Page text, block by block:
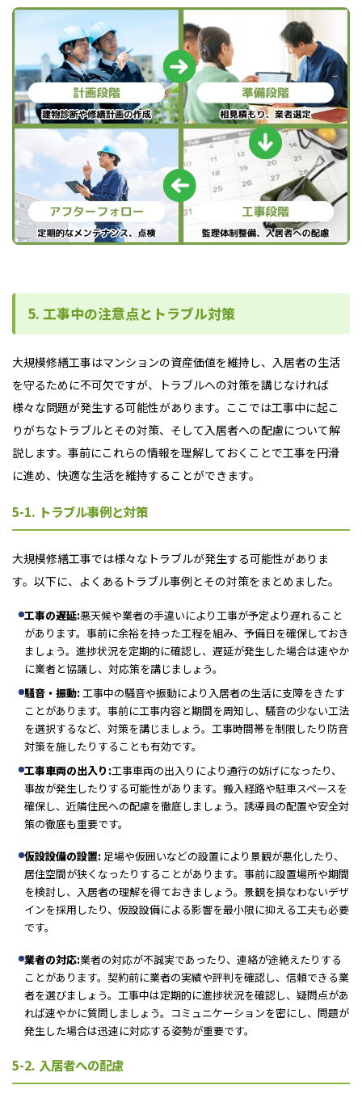
5. 工事中の注意点とトラブル対策
大規模修繕工事はマンションの資産価値を維持し、入居者の生活
を守るために不可欠ですが、トラブルへの対策を講じなければ
様々な問題が発生する可能性があります。ここでは工事中に起こ
りがちなトラブルとその対策、そして入居者への配慮について解
説します。事前にこれらの情報を理解しておくことで工事を円滑
に進め、快適な生活を維持することができます。
5-1. トラブル事例と対策
大規模修繕工事では様々なトラブルが発生する可能性がありま
す。以下に、よくあるトラブル事例とその対策をまとめました。
工事の遅延:悪天候や業者の手違いにより工事が予定より遅れること
があります。 事前に余裕を持った工程を組み、予備日を確保しておき
ましょう。進捗状況を定期的に確認し、遅延が発生した場合は速やか
に業者と協議し、対応策を講じましょう。
騒音・振動: 工事中の騒音や振動により入居者の生活に支障をきたす
ことがあります。 事前に工事内容と期間を周知し、騒音の少ない工法
を選択するなど、対策を講じましょう。工事時間帯を制限したり防音
対策を施したりすることも有効です。
工事車両の出入り:工事車両の出入りにより通行の妨げになったり、
事故が発生したりする可能性があります。搬入経路や駐車スペースを
確保し、近隣住民への配慮を徹底しましょう。誘導員の配置や安全対
策の徹底も重要です。
仮設設備の設置: 足場や仮囲いなどの設置により景観が悪化したり、
居住空間が狭くなったりすることがあります。事前に設置場所や期間
を検討し、入居者の理解を得ておきましょう。景観を損なわないデザ
インを採用したり、仮設設備による影響を最小限に抑える工夫も必要
です。
業者の対応:業者の対応が不誠実であったり、連絡が途絶えたりする
ことがあります。契約前に業者の実績や評判を確認し、信頼できる業
者を選びましょう。工事中は定期的に進捗状況を確認し、疑問点があ
れば速やかに質問しましょう。コミュニケーションを密にし、問題が
発生した場合は迅速に対応する姿勢が重要です。
5-2. 入居者への配慮